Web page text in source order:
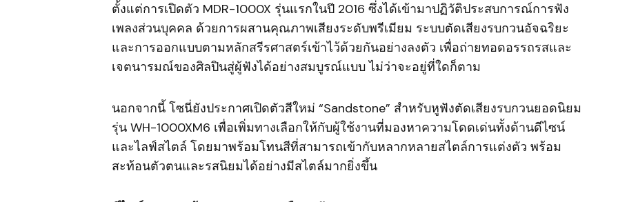
ตั้งแต่การเปิดตัว MDR-1000X รุ่นแรกในปี 2016 ซึ่งได้เข้ามาปฏิวัติประสบการณ์การฟัง
เพลงส่วนบุคคล ด้วยการผสานคุณภาพเสียงระดับพรีเมียม ระบบตัดเสียงรบกวนอัจฉริยะ
และการออกแบบตามหลักสรีรศาสตร์เข้าไว้ด้วยกันอย่างลงตัว เพื่อถ่ายทอดอรรถรสและ
เจตนารมณ์ของศิลปินสู่ผู้ฟังได้อย่างสมบูรณ์แบบ ไม่ว่าจะอยู่ที่ใดก็ตาม
นอกจากนี้ โซนี่ยังประกาศเปิดตัวสีใหม่ “Sandstone” สำหรับหูฟังตัดเสียงรบกวนยอดนิยม
รุ่น WH-1000XM6 เพื่อเพิ่มทางเลือกให้กับผู้ใช้งานที่มองหาความโดดเด่นทั้งด้านดีไซน์
และไลฟ์สไตล์ โดยมาพร้อมโทนสีที่สามารถเข้ากับหลากหลายสไตล์การแต่งตัว พร้อม
สะท้อนตัวตนและรสนิยมได้อย่างมีสไตล์มากยิ่งขึ้น